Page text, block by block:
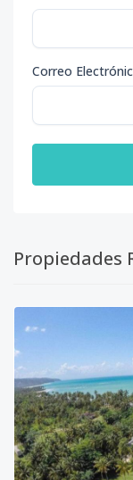
Correo
Propiedades